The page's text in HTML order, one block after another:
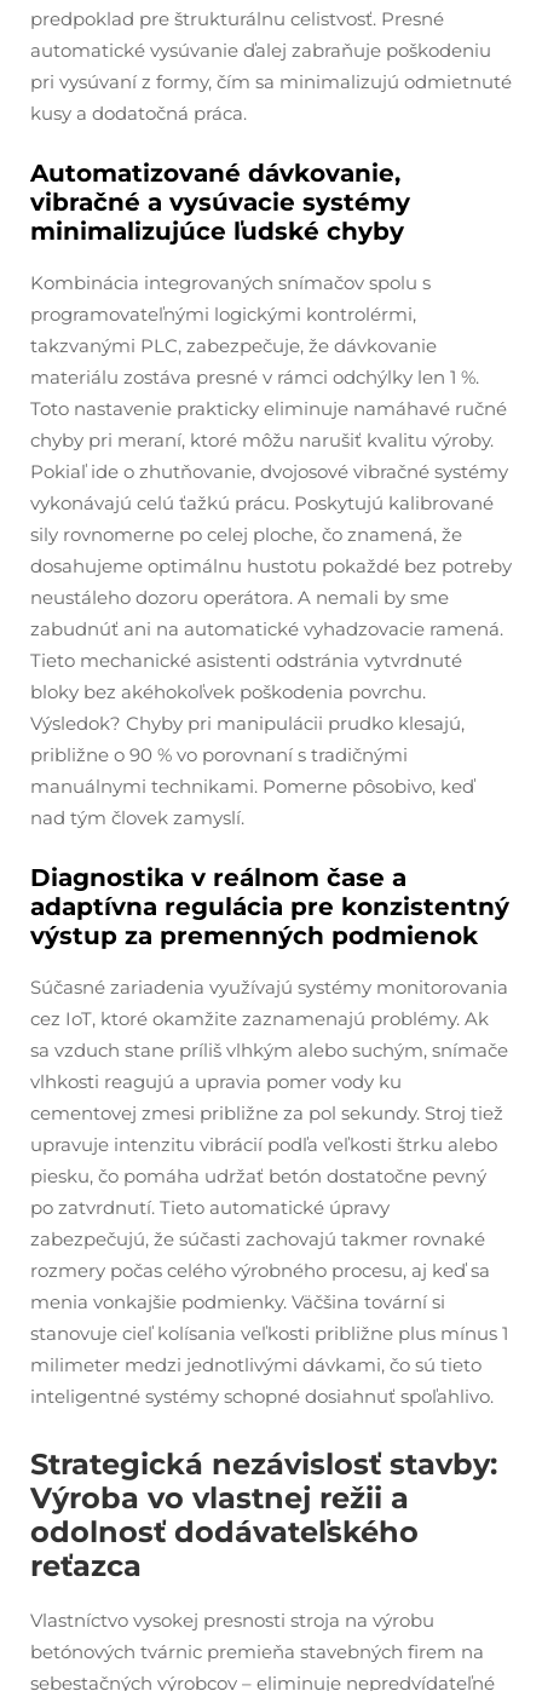
predpoklad pre štrukturálnu celistvosť. Presné
automatické vysúvanie ďalej zabraňuje poškodeniu
pri vysúvaní z formy, čím sa minimalizujú odmietnuté
kusy a dodatočná práca.
Automatizované dávkovanie,
vibračné a vysúvacie systémy
minimalizujúce ľudské chyby
Kombinácia integrovaných snímačov spolu s
programovateľnými logickými kontrolérmi,
takzvanými PLC, zabezpečuje, že dávkovanie
materiálu zostáva presné v rámci odchýlky len 1 %.
Toto nastavenie prakticky eliminuje namáhavé ručné
chyby pri meraní, ktoré môžu narušiť kvalitu výroby.
Pokiaľ ide o zhutňovanie, dvojosové vibračné systémy
vykonávajú celú ťažkú prácu. Poskytujú kalibrované
sily rovnomerne po celej ploche, čo znamená, že
dosahujeme optimálnu hustotu pokaždé bez potreby
neustáleho dozoru operátora. A nemali by sme
zabudnúť ani na automatické vyhadzovacie ramená.
Tieto mechanické asistenti odstránia vytvrdnuté
bloky bez akéhokoľvek poškodenia povrchu.
Výsledok? Chyby pri manipulácii prudko klesajú,
približne o 90 % vo porovnaní s tradičnými
manuálnymi technikami. Pomerne pôsobivo, keď
nad tým človek zamyslí.
Diagnostika v reálnom čase a
adaptívna regulácia pre konzistentný
výstup za premenných podmienok
Súčasné zariadenia využívajú systémy monitorovania
cez IoT, ktoré okamžite zaznamenajú problémy. Ak
sa vzduch stane príliš vlhkým alebo suchým, snímače
vlhkosti reagujú a upravia pomer vody ku
cementovej zmesi približne za pol sekundy. Stroj tiež
upravuje intenzitu vibrácií podľa veľkosti štrku alebo
piesku, čo pomáha udržať betón dostatočne pevný
po zatvrdnutí. Tieto automatické úpravy
zabezpečujú, že súčasti zachovajú takmer rovnaké
rozmery počas celého výrobného procesu, aj keď sa
menia vonkajšie podmienky. Väčšina tovární si
stanovuje cieľ kolísania veľkosti približne plus mínus 1
milimeter medzi jednotlivými dávkami, čo sú tieto
inteligentné systémy schopné dosiahnuť spoľahlivo.
Strategická nezávislosť stavby:
Výroba vo vlastnej režii a
odolnosť dodávateľského
reťazca
Vlastníctvo vysokej presnosti stroja na výrobu
betónových tvárnic premieňa stavebných firem na
sebestačných výrobcov – eliminuje nepredvídateľné